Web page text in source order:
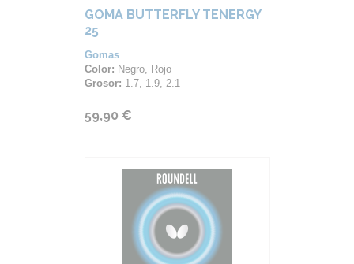
GOMA BUTTERFLY TENERGY
25
Gomas
Color: Negro, Rojo
Grosor: 1.7, 1.9, 2.1
59,90 €